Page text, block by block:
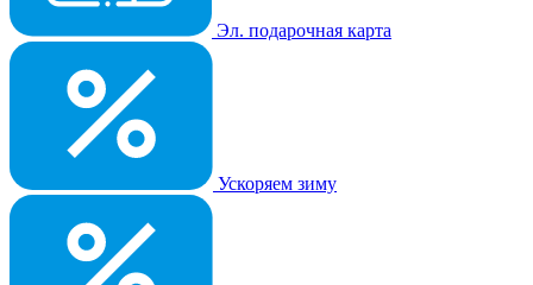
Эл. подарочная карта
Ускоряем зиму